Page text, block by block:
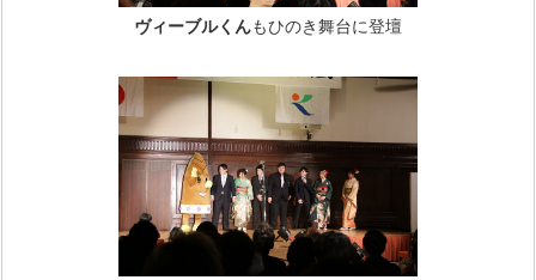
ヴィーブルくんもひのき舞台に登壇